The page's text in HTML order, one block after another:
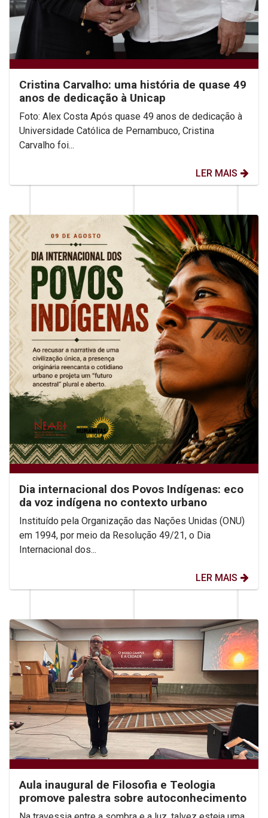
Cristina Carvalho: uma história de quase 49
anos de dedicação à Unicap
Foto: Alex Costa Após quase 49 anos de dedicação à
Universidade Católica de Pernambuco, Cristina
Carvalho foi...
LER MAIS
Dia internacional dos Povos Indígenas: eco
da voz indígena no contexto urbano
Instituído pela Organização das Nações Unidas (ONU)
em 1994, por meio da Resolução 49/21, o Dia
Internacional dos...
LER MAIS
Aula inaugural de Filosofia e Teologia
promove palestra sobre autoconhecimento